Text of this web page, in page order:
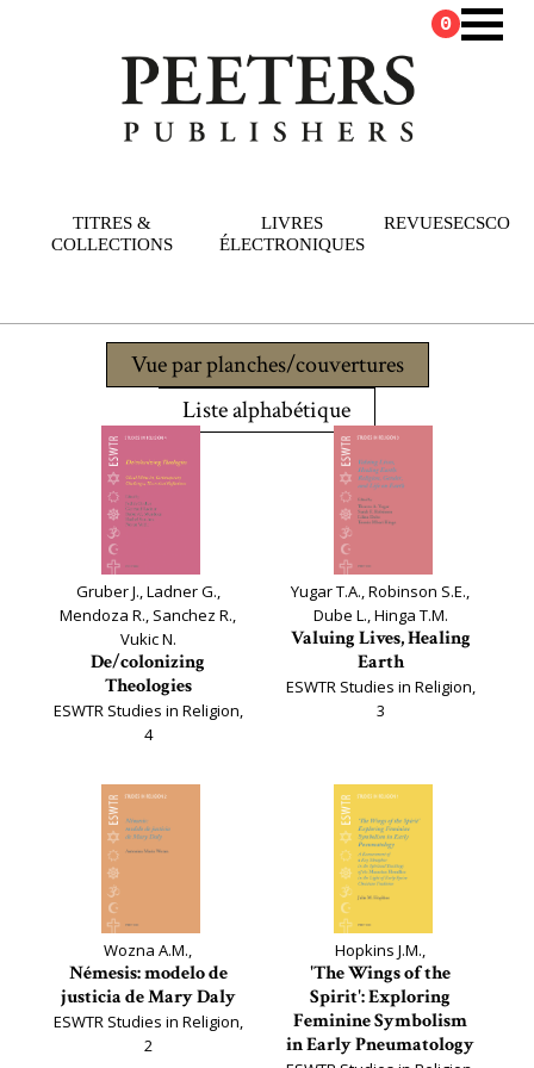
TITRES &
COLLECTIONS
LIVRES
ÉLECTRONIQUES
REVUESECSCO
0
Vue par planches/couvertures
Liste alphabétique
Gruber J., Ladner G.,
Mendoza R., Sanchez R.,
Vukic N.
De/colonizing
Theologies
ESWTR Studies in Religion,
4
Yugar T.A., Robinson S.E.,
Dube L., Hinga T.M.
Valuing Lives, Healing
Earth
ESWTR Studies in Religion,
3
Wozna A.M.,
Némesis: modelo de
justicia de Mary Daly
ESWTR Studies in Religion,
2
Hopkins J.M.,
'The Wings of the
Spirit': Exploring
Feminine Symbolism
in Early Pneumatology